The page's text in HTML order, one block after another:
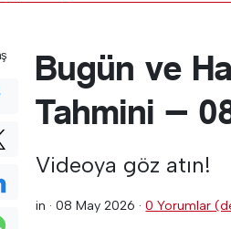
Bugün ve
Tahmini —
Videoya göz atın!
in ·08 May 2026 ·0 Yorumlar